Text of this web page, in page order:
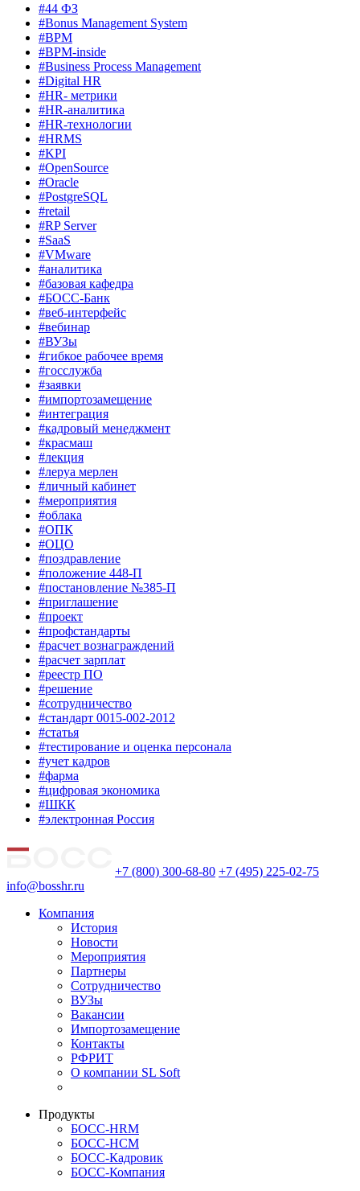
#44 ФЗ
#Bonus Management System
#BPM
#BPM-inside
#Business Process Management
#Digital HR
#HR- метрики
#HR-аналитика
#HR-технологии
#HRMS
#KPI
#OpenSource
#Oracle
#PostgreSQL
#retail
#RP Server
#SaaS
#VMware
#аналитика
#базовая кафедра
#БОСС-Банк
#веб-интерфейс
#вебинар
#ВУЗы
#гибкое рабочее время
#госслужба
#заявки
#импортозамещение
#интеграция
#кадровый менеджмент
#красмаш
#лекция
#леруа мерлен
#личный кабинет
#мероприятия
#облака
#ОПК
#ОЦО
#поздравление
#положение 448-П
#постановление №385-П
#приглашение
#проект
#профстандарты
#расчет вознаграждений
#расчет зарплат
#реестр ПО
#решение
#сотрудничество
#стандарт 0015-002-2012
#статья
#тестирование и оценка персонала
#учет кадров
#фарма
#цифровая экономика
#ШКК
#электронная Россия
+7 (800) 300-68-80 +7 (495) 225-02-75
info@bosshr.ru
Компания
История
Новости
Мероприятия
Партнеры
Сотрудничество
ВУЗы
Вакансии
Импортозамещение
Контакты
РФРИТ
О компании SL Soft
Продукты
БОСС-HRM
БОСС-HCM
БОСС-Кадровик
БОСС-Компания